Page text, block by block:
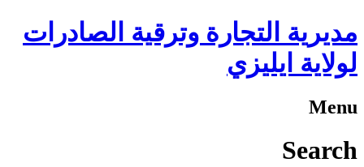
مديرية التجارة وترقية الصادرات
لولاية ايليزي
Menu
Search